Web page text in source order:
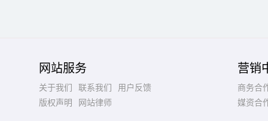
网站服务
关于我们 联系我们
用户反馈
版权声明
网站律师
营销
商务合
媒资合